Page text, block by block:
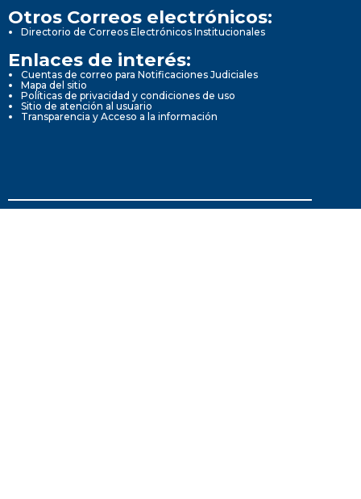
Otros Correos electrónicos:
Directorio de Correos Electrónicos Institucionales
Enlaces de interés:
Cuentas de correo para Notificaciones Judiciales
Mapa del sitio
Políticas de privacidad y condiciones de uso
Sitio de atención al usuario
Transparencia y Acceso a la información